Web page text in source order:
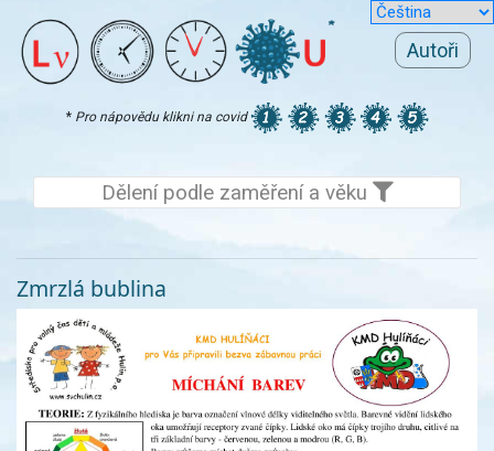
Autoři
* Pro nápovědu klikni na covid
Dělení podle zaměření a věku
Zmrzlá bublina